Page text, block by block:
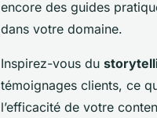
encore des guides
dans votre domaine.
Inspirez-vous du
témoignages clients, ce
l’efficacité de votre